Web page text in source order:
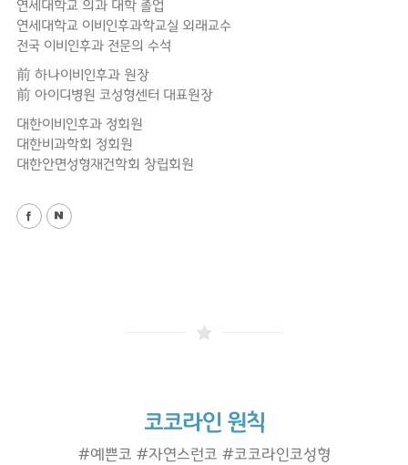
연세대학교 의과 대학 졸업
연세대학교 이비인후과학교실 외래교수
전국 이비인후과 전문의 수석
前 하나이비인후과 원장
前 아이디병원 코성형센터 대표원장
대한이비인후과 정회원
대한비과학회 정회원
대한안면성형재건학회 창립회원
코코라인 원칙
#예쁜코 #자연스런코 #코코라인코성형